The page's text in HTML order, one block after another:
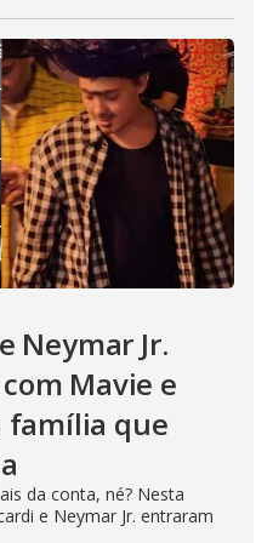
Neymar Jr.
Mavie e
família que
da conta, né? Nesta
e Neymar Jr. entraram